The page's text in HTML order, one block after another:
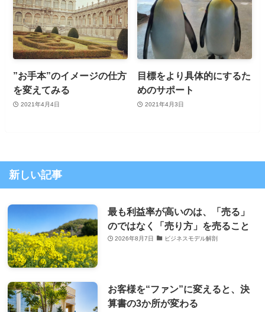
”お手本”のイメージの仕方
を変えてみる
2021年4月4日
目標をより具体的にするた
めのサポート
2021年4月3日
新しい記事
最も利益率が高いのは、「売る」
のではなく「売り方」を売ること
2026年8月7日 ビジネスモデル解剖
お客様を“ファン”に変えると、決
算書の3か所が変わる